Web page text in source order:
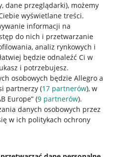
dane przeglądarki), możemy
wyświetlane treści.
informacji na
do nich i przetwarzanie
analiz rynkowych i
będzie odnaleźć Ci w
i potrzebujesz.
osobowych będzie Allegro a
partnerzy (17 partnerów), w
Europe” (9 partnerów).
danych osobowych przez
w ich politykach ochrony